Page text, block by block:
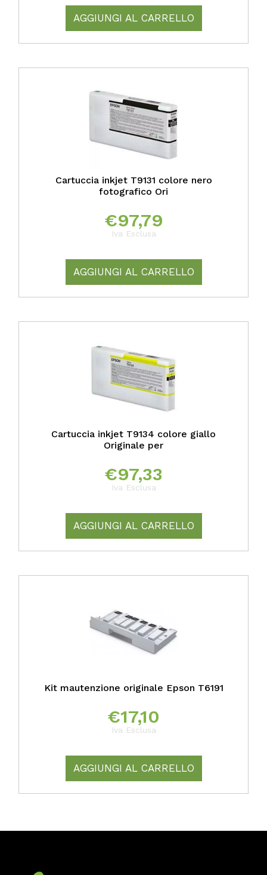
AGGIUNGI AL CARRELLO
Cartuccia inkjet T9131 colore nero
fotografico Ori
€97,79
Iva Esclusa
AGGIUNGI AL CARRELLO
Cartuccia inkjet T9134 colore giallo
Originale per
€97,33
Iva Esclusa
AGGIUNGI AL CARRELLO
Kit mautenzione originale Epson T6191
€17,10
Iva Esclusa
AGGIUNGI AL CARRELLO